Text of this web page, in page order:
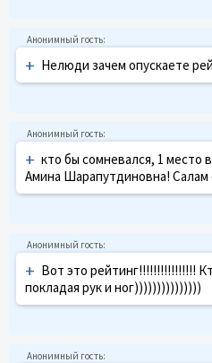
+ Нелюди зачем опускаете
+ кто бы сомневался, 1 место
Амина Шарапутдиновна! Салам
+ Вот это рейтинг!!!!!!!!!!!!!!!!
покладая рук и ног)))))))))))))))